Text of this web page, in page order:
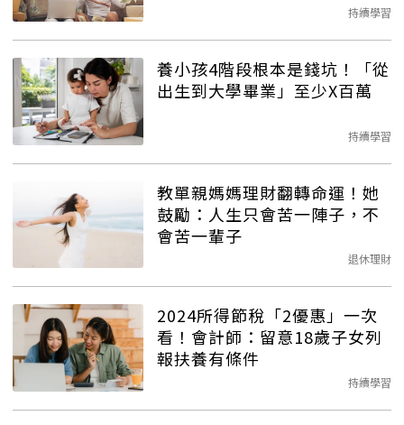
持續學習
養小孩4階段根本是錢坑！「從
出生到大學畢業」至少X百萬
持續學習
教單親媽媽理財翻轉命運！她
鼓勵：人生只會苦一陣子，不
會苦一輩子
退休理財
2024所得節稅「2優惠」一次
看！會計師：留意18歲子女列
報扶養有條件
持續學習